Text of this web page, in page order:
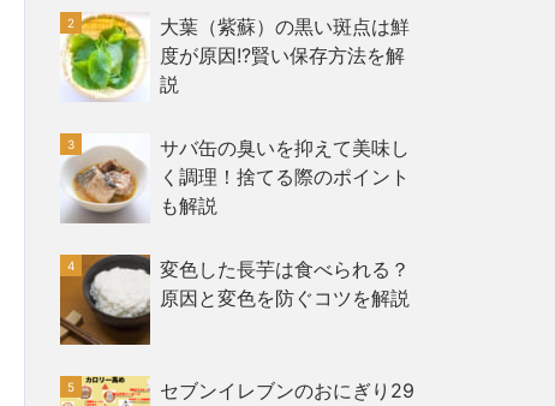
大葉（紫蘇）の黒い斑点は鮮
度が原因!?賢い保存方法を解
説
サバ缶の臭いを抑えて美味し
く調理！捨てる際のポイント
も解説
変色した長芋は食べられる？
原因と変色を防ぐコツを解説
セブンイレブンのおにぎり29